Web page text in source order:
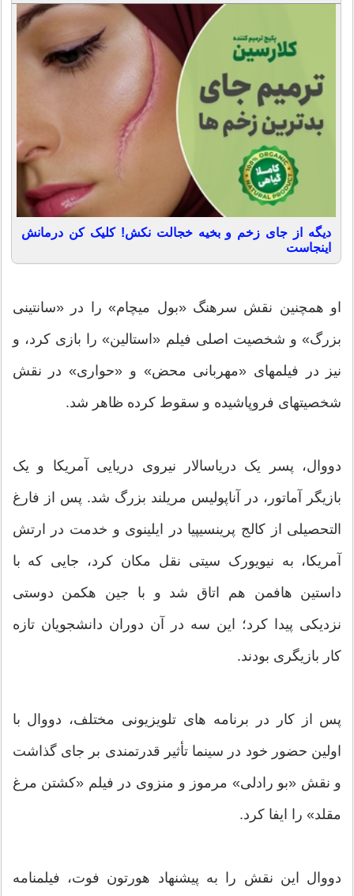
دیگه از جای زخم و بخیه خجالت نکش! کلیک کن درمانش
اینجاست
او همچنین نقش سرهنگ «بول میچام» را در «سانتینی
بزرگ» و شخصیت اصلی فیلم «استالین» را بازی کرد، و
نیز در فیلمهای «مهربانی محض» و «حواری» در نقش
شخصیتهای فروپاشیده و سقوط کرده ظاهر شد.
دووال، پسر یک دریاسالار نیروی دریایی آمریکا و یک
بازیگر آماتور، در آناپولیس مریلند بزرگ شد. پس از فارغ
التحصیلی از کالج پرینسیپیا در ایلینوی و خدمت در ارتش
آمریکا، به نیویورک سیتی نقل مکان کرد، جایی که با
داستین هافمن هم اتاق شد و با جین هکمن دوستی
نزدیکی پیدا کرد؛ این سه در آن دوران دانشجویان تازه
کار بازیگری بودند.
پس از کار در برنامه های تلویزیونی مختلف، دووال با
اولین حضور خود در سینما تأثیر قدرتمندی بر جای گذاشت
و نقش «بو رادلی» مرموز و منزوی در فیلم «کشتن مرغ
مقلد» را ایفا کرد.
دووال این نقش را به پیشنهاد هورتون فوت، فیلمنامه